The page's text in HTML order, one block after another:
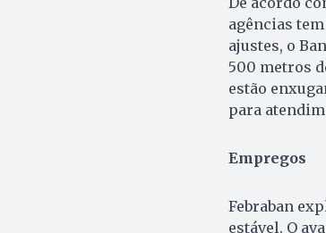
agências
ajustes, o
500 metros
estão
para
Empregos
Febraban
estável. O